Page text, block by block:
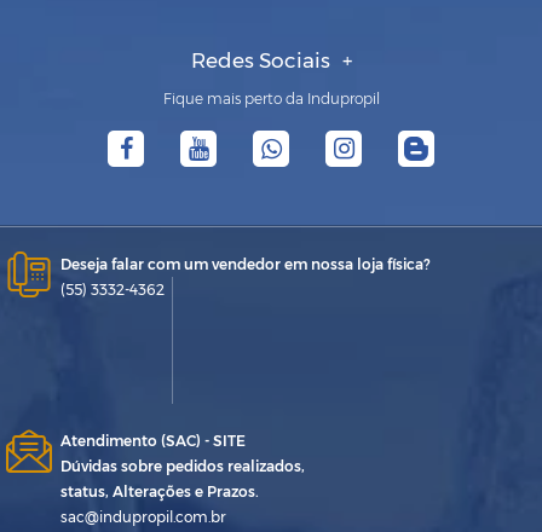
Redes Sociais
Fique mais perto da Indupropil
Deseja falar com um vendedor em nossa loja física?
(55) 3332-4362
Atendimento (SAC) - SITE
Dúvidas sobre pedidos realizados,
status, Alterações e Prazos.
sac@indupropil.com.br